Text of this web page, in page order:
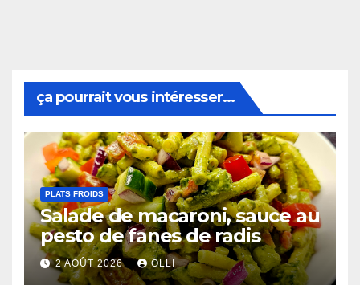
ça pourrait vous intéresser...
PLATS FROIDS
Salade de macaroni, sauce au
pesto de fanes de radis
2 AOÛT 2026 OLLI